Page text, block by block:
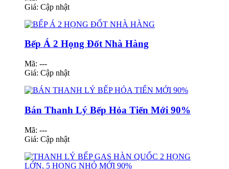
Giá: Cập nhật
Bếp Á 2 Họng Đốt Nhà Hàng
Mã: ---
Giá: Cập nhật
Bán Thanh Lý Bếp Hỏa Tiển Mới 90%
Mã: ---
Giá: Cập nhật